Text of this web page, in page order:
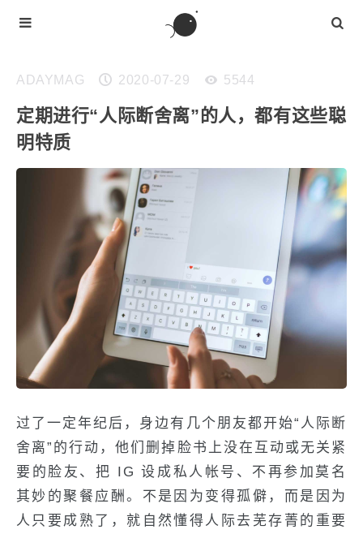
ADAYMAG 2020-07-29 5544
定期进行“人际断舍离”的人，都有这些聪
明特质
过了一定年纪后，身边有几个朋友都开始“人际断
舍离”的行动，他们删掉脸书上没在互动或无关紧
要的脸友、把 IG 设成私人帐号、不再参加莫名
其妙的聚餐应酬。不是因为变得孤僻，而是因为
人只要成熟了，就自然懂得人际去芜存菁的重要